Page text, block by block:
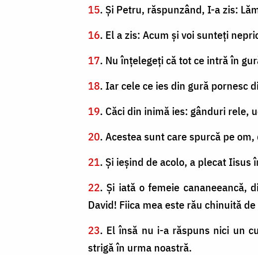
15. Şi Petru, răspunzând, I-a zis:
16. El a zis: Acum şi voi sunteţi
17. Nu înţelegeţi că tot ce intră în
18. Iar cele ce ies din gură pornesc
19. Căci din inimă ies: gânduri
20. Acestea sunt care spurcă pe
21. Şi ieşind de acolo, a plecat
22. Şi iată o femeie cananeeancă,
David! Fiica mea este rău chinuită
23. El însă nu i-a răspuns nici un
strigă în urma noastră.